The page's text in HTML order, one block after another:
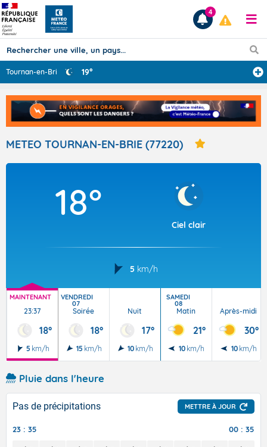
Prévisions
TOUS LES RÉSULTATS
Articles
4
Tournan-en-Brie ... 19°
METEO TOURNAN-EN-BRIE (77220)
18°
Ciel clair
5 km/h
MAINTENANT
23:37
18°
5 km/h
VENDREDI
07
Soirée
18°
15 km/h
Nuit
17°
10 km/h
SAMEDI
08
Matin
21°
10 km/h
Après-midi
30°
10 km/h
Pluie dans l'heure
Pas de précipitations METTRE À JOUR
23 : 35 00 : 35